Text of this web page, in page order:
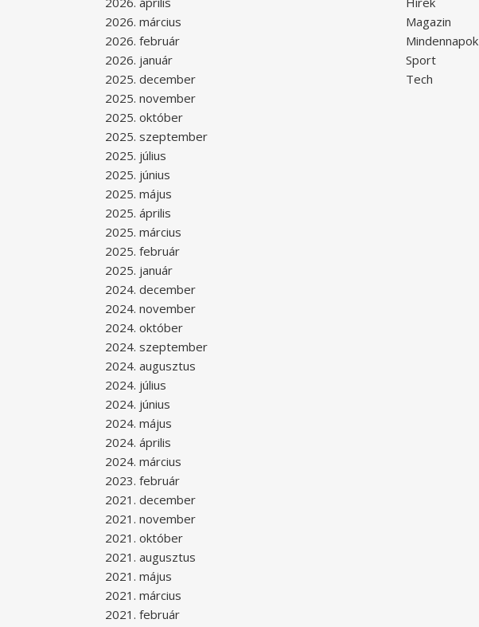
2026. március
2026. február
2026. január
2025. december
2025. november
2025. október
2025. szeptember
2025. július
2025. június
2025. május
2025. április
2025. március
2025. február
2025. január
2024. december
2024. november
2024. október
2024. szeptember
2024. augusztus
2024. július
2024. június
2024. május
2024. április
2024. március
2023. február
2021. december
2021. november
2021. október
2021. augusztus
2021. május
2021. március
2021. február
Magazin
Mindennapok
Sport
Tech